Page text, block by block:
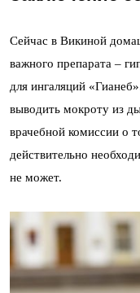
Сейчас в Викиной
важного препарата –
для ингаляций
выводить мокроту из
врачебной комиссии о
действительно
не может.